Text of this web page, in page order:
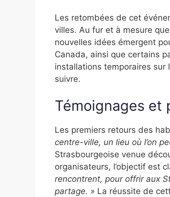
Les retombées de cet
villes. Au fur et à mesure
nouvelles idées émergent
Canada, ainsi que certains
installations temporaires
suivre.
Témoignages et
Les premiers retours des
centre-ville, un lieu où l’on
Strasbourgeoise venue
organisateurs, l’objectif est
rencontrent, pour offrir aux
partage. » La réussite de